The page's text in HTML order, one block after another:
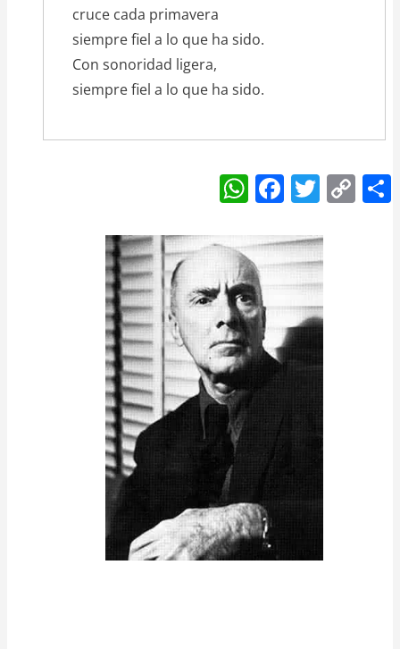
cruce cada primavera
siempre fiel a lo que ha sido.
Con sonoridad ligera,
siempre fiel a lo que ha sido.
W
h
at
s
A
p
p
F
a
c
e
b
o
o
T
w
itt
er
C
o